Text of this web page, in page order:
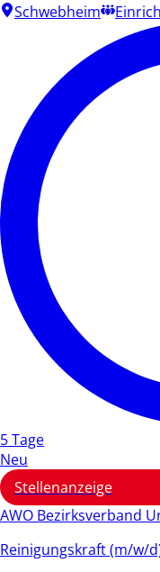
Schwebheim
5 Tage
Neu
Stellenanzeige
AWO Bezirksverband
Reinigungskraft (m/w/